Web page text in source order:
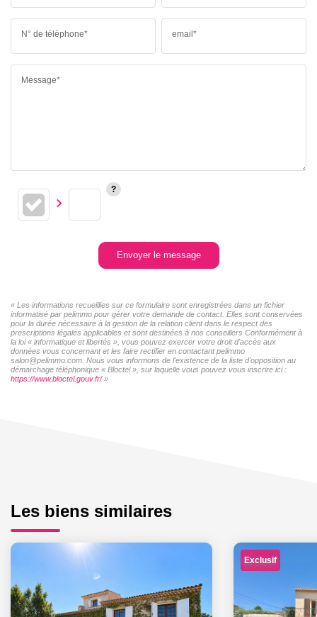
N° de téléphone* email*
Message*
Envoyer le message
« Les informations recueillies sur ce formulaire sont enregistrées dans un fichier
informatisé par pelimmo pour gérer votre demande de contact. Elles sont conservées
pour la durée nécessaire à la gestion de la relation client dans le respect des
prescriptions légales applicables et sont destinées à nos conseillers Conformément à
la loi « informatique et libertés », vous pouvez exercer votre droit d'accès aux
données vous concernant et les faire rectifier en contactant pelimmo
salon@pelimmo.com. Nous vous informons de l'existence de la liste d'opposition au
démarchage téléphonique « Bloctel », sur laquelle vous pouvez vous inscrire ici :
https://www.bloctel.gouv.fr/»
Les biens similaires
Exclusif